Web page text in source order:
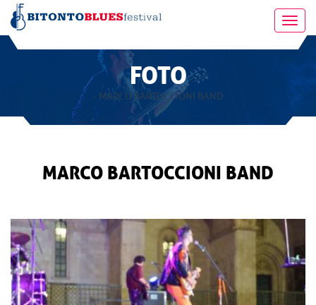
FOTO
- MARCO BARTOCCIONI BAND
MARCO BARTOCCIONI BAND